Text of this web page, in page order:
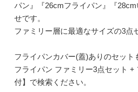
パン』『26cmフライパン』『
せです。
ファミリー層に最適なサイズの3点
フライパンカバー(蓋)ありのセット
フライパン ファミリー3点セット +
付】で検索ください。